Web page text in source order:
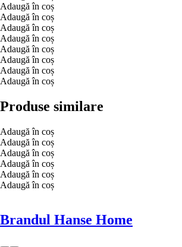
Adaugă în coș
Adaugă în coș
Adaugă în coș
Adaugă în coș
Adaugă în coș
Adaugă în coș
Adaugă în coș
Adaugă în coș
Produse similare
Adaugă în coș
Adaugă în coș
Adaugă în coș
Adaugă în coș
Adaugă în coș
Adaugă în coș
Brandul Hanse Home